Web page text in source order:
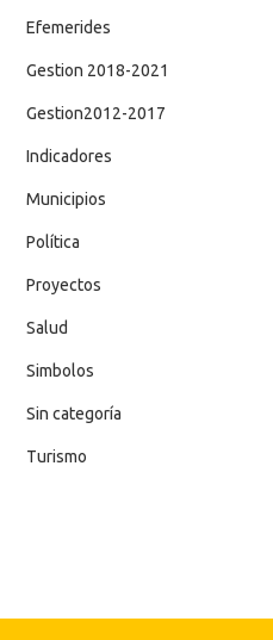
Efemerides
Gestion 2018-2021
Gestion2012-2017
Indicadores
Municipios
Política
Proyectos
Salud
Simbolos
Sin categoría
Turismo